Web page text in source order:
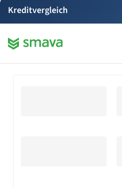
Kreditvergleich